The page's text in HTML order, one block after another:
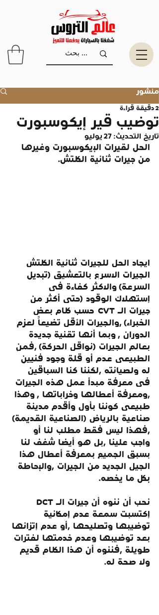
منشور
توضيب قير إيكوسبورت
2 دقيقة قراءة
تاريخ التحديث:27 يوليو
الحل لقيرات الإيكوسبورت وغيرها
من جيرات ثنائية الكلتش.
ايجاد الحل للجيرات ثنائية الكلتش
الجيرات الاسرع بالتعشيق (تبديل
السرعة) والاكثر كفاءة في
إستهلاك الوقود (حتى أكثر من
جيرات الـ CVT  حسب كلام بعض
الخبراء) ,والجيرات الأقل تضيعاً لعزم
الدوران , وبما أنها تقنية جديدة
بعالم الجيرات (نواقل الحركة) ,فمن
الطبيعي عدم أو قلة وجود فنيين
له ولصيانته ,لكننا كنا السباقين
في معرفة مبدأ عمل هذه الجيرات
,ومعرفة أعطالها وخراباتها , وهذا
طبيعي كوننا بأول وأقدم مدينة
صناعية بالرياض (الصناعية القديمة)
,فهذا ليس فقط مطلب لنا أو
واجب علينا ,بل هو أيضا شغف لنا
بسبق الجميع بمعرفة أعطال هذا
الجيل الجديد من الجيرات ,والإحاطة
بكل ما يخصه.
إكتسبت سمعة عدم إمكانية
توضيبها وتصليحها ,أو عدم إتزانها
بعد توضيبها وعدم خدمتها لفترات
طويلة ,فننوه أن هذا الكلام قديم
ولا صحة له.